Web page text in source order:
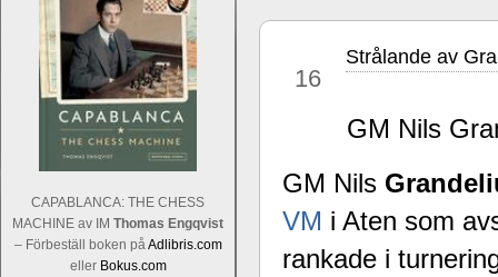
CAPABLANCA: THE CHESS
MACHINE av IM Thomas Engqvist
– Förbeställ boken påAdlibris.com
eller Bokus.com
Sverigemästarklassen och övriga
Sverigemästartiteln och dessa är i
Martin Lokander, GM Tiger Hillarp
Hector avgår med segern. I SM-
16
Strålande av
GM Nils
GM Nils
VM i Aten som
rankade i